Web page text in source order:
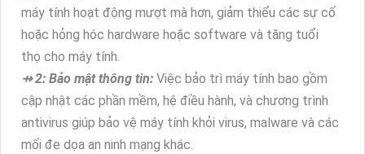
máy tính hoạt động mượt mà hơn, giảm thiểu các sự cố
hoặc hỏng hóc hardware hoặc software và tăng tuổi
thọ cho máy tính.
⇸ 2: Bảo mật thông tin: Việc bảo trì máy tính bao gồm
cập nhật các phần mềm, hệ điều hành, và chương trình
antivirus giúp bảo vệ máy tính khỏi virus, malware và các
mối đe dọa an ninh mạng khác.